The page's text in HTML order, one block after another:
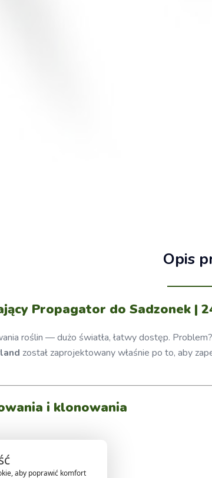
Opis
Propagator do Sadzonek |
roślin — dużo światła, łatwy dostęp. Problem?
został zaprojektowany właśnie po to, aby
i klonowania
aby poprawić komfort